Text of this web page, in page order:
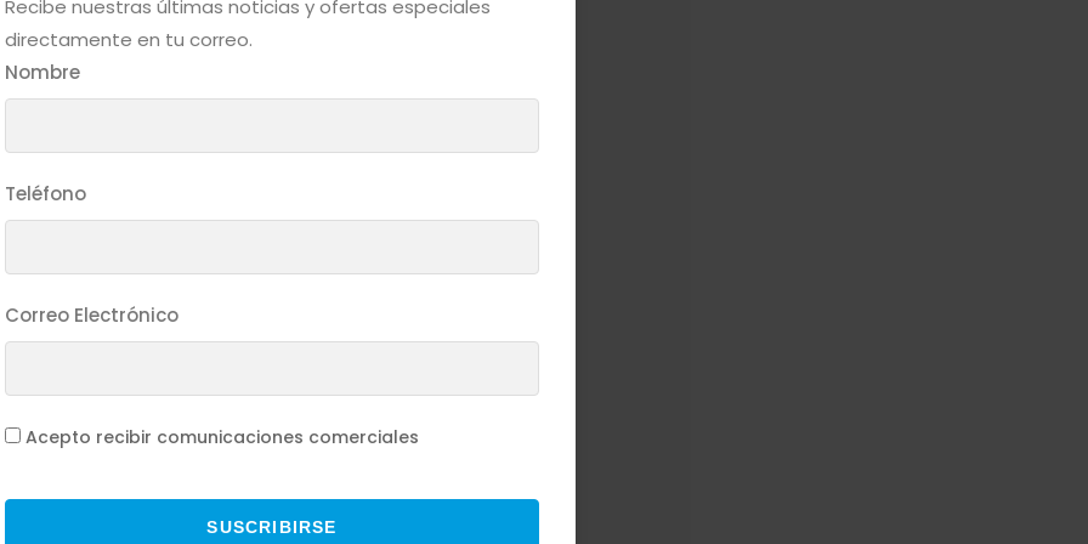
Recibe nuestras últimas noticias y ofertas especiales
directamente en tu correo.
Nombre
Teléfono
Correo Electrónico
Acepto recibir comunicaciones comerciales
SUSCRIBIRSE